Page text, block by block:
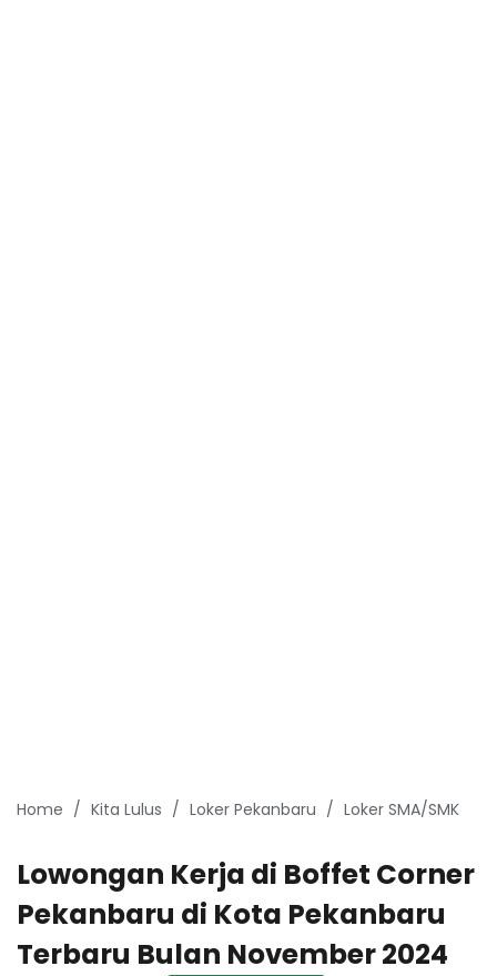
Home Kita Lulus Loker Pekanbaru Loker SMA/SMK
Lowongan Kerja di Boffet Corner
Pekanbaru di Kota Pekanbaru
Terbaru Bulan November 2024